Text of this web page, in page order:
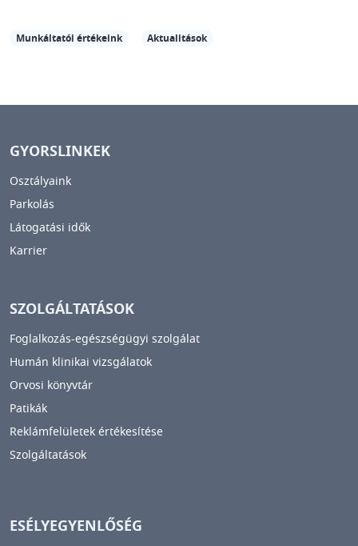
Munkáltatói értékeink Aktualitások
GYORSLINKEK
Osztályaink
Parkolás
Látogatási idők
Karrier
SZOLGÁLTATÁSOK
Foglalkozás-egészségügyi szolgálat
Humán klinikai vizsgálatok
Orvosi könyvtár
Patikák
Reklámfelületek értékesítése
Szolgáltatások
ESÉLYEGYENLŐSÉG